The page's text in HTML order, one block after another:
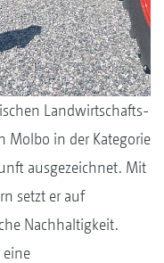
Landwirtschafts-
Molbo in der Kategorie
ausgezeichnet. Mit
setzt er auf
Nachhaltigkeit.
eine